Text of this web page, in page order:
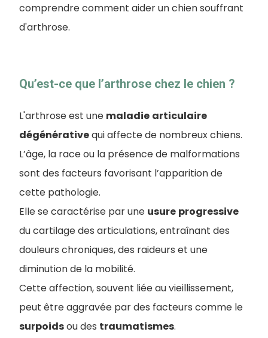
comprendre comment aider un chien souffrant
d'arthrose.
Qu’est-ce que l’arthrose chez le chien ?
L'arthrose est une maladie articulaire
dégénérativequi affecte de nombreux chiens.
L’âge, la race ou la présence de malformations
sont des facteurs favorisant l’apparition de
cette pathologie.
Elle se caractérise par une usure progressive
du cartilage des articulations, entraînant des
douleurs chroniques, des raideurs et une
diminution de la mobilité.
Cette affection, souvent liée au vieillissement,
peut être aggravée par des facteurs comme le
surpoidsou des traumatismes.